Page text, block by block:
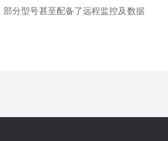
分型号甚至配备了远程监控及数据